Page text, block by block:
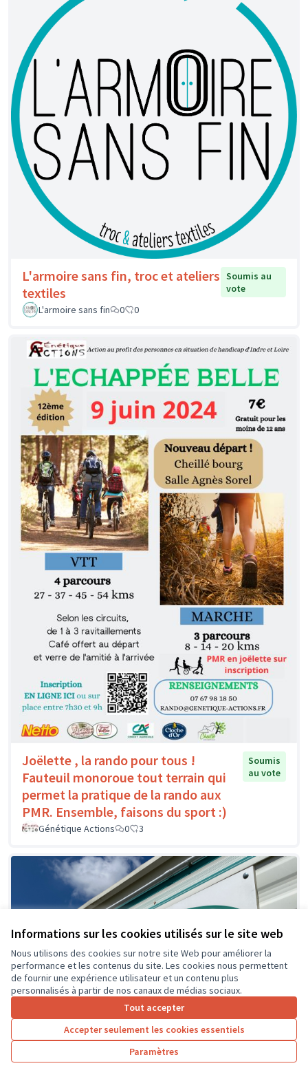
Informations sur les cookies utilisés sur le site web
Nous utilisons des cookies sur notre site Web pour améliorer la
performance et les contenus du site. Les cookies nous permettent
de fournir une expérience utilisateur et un contenu plus
personnalisés à partir de nos canaux de médias sociaux.
Tout accepter
Accepter seulement les cookies essentiels
Paramètres
L'armoire sans fin, troc et ateliers
textiles
Soumis au
vote
L'armoire sans fin
0 0
Joëlette , la rando pour tous !
Fauteuil monoroue tout terrain qui
permet la pratique de la rando aux
PMR. Ensemble, faisons du sport :)
Soumis
au vote
Génétique Actions 0 3